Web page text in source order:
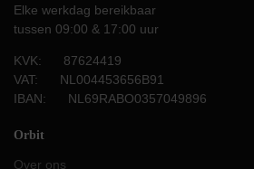
Elke werkdag bereikbaar
tussen 09:00 & 17:00 uur
KVK: 87624419
VAT: NL004453656B91
IBAN: NL69RABO0357049896
Orbit
Over ons